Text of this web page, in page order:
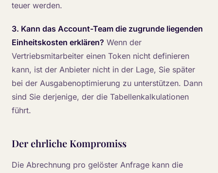
teuer werden.
3. Kann das Account-Team die zugrunde liegenden
Einheitskosten erklären? Wenn der
Vertriebsmitarbeiter einen Token nicht definieren
kann, ist der Anbieter nicht in der Lage, Sie später
bei der Ausgabenoptimierung zu unterstützen. Dann
sind Sie derjenige, der die Tabellenkalkulationen
führt.
Der ehrliche Kompromiss
Die Abrechnung pro gelöster Anfrage kann die